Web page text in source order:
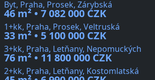
Byt, Praha, Prosek, Zárybská
46 m² • 7 082 000 CZK
1+kk, Praha, Prosek, Veltruská
33 m² • 5 100 000 CZK
3+kk, Praha, Letňany, Nepomuckých
76 m² • 11 800 000 CZK
2+kk, Praha, Letňany, Kostomlatská